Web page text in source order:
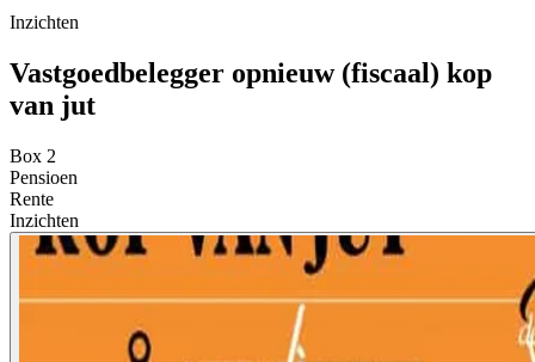
Inzichten
Vastgoedbelegger opnieuw (fiscaal) kop
van jut
Box 2
Pensioen
Rente
Inzichten